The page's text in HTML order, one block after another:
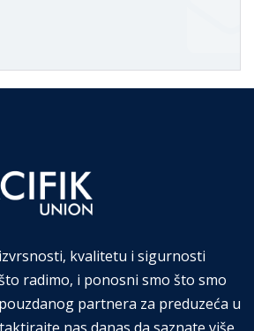
kvalitetu i sigurnosti
radimo, i ponosni smo što smo
partnera za preduzeća u
nas danas da saznate više